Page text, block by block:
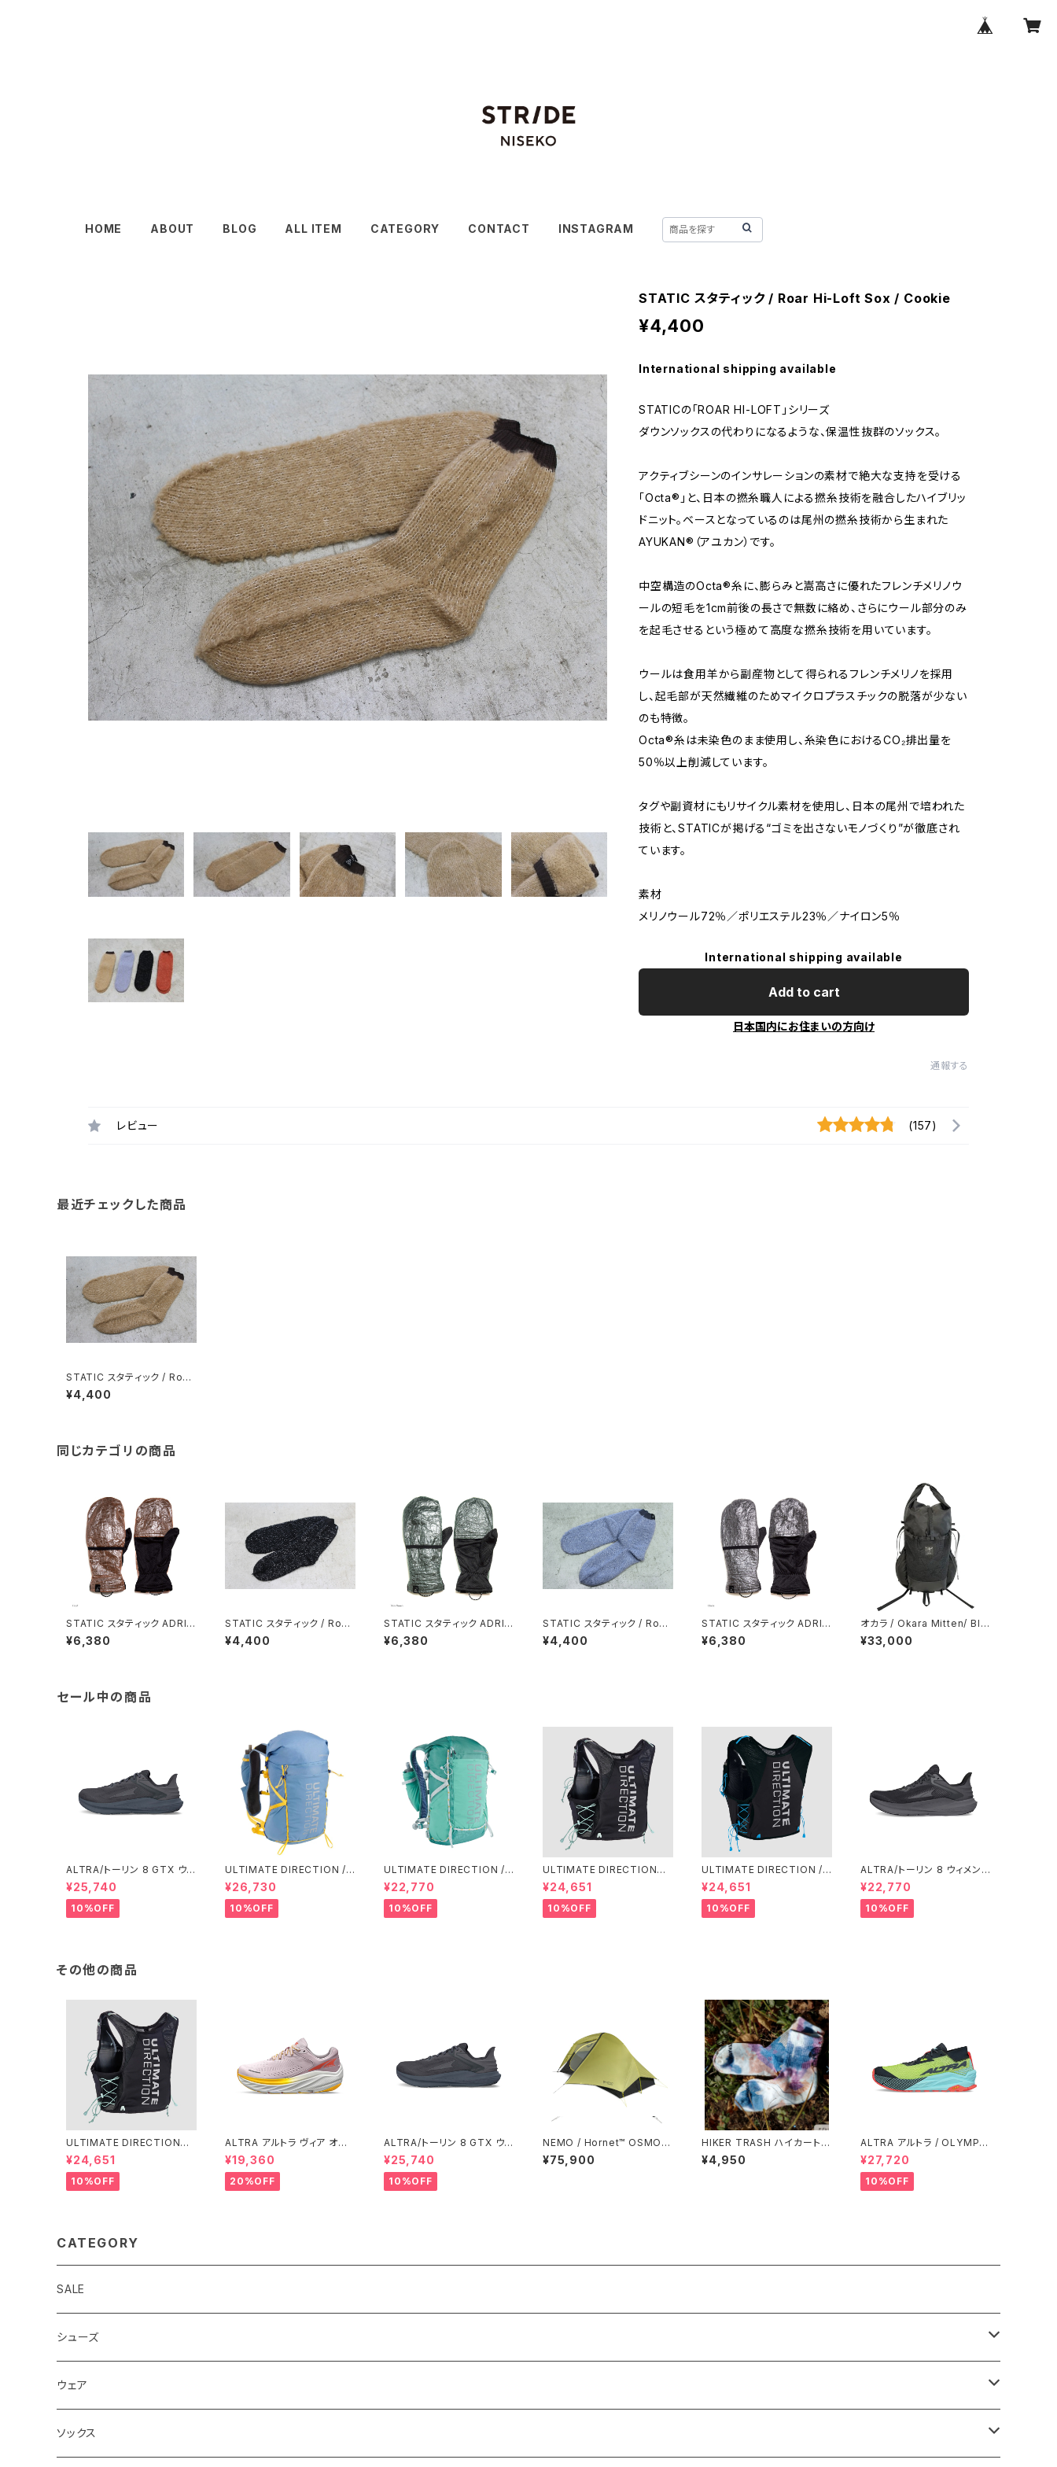
HOME ABOUT BLOG ALL ITEM CATEGORY CONTACT INSTAGRAM
STATIC スタティック / Roar Hi-Loft Sox / Cookie
¥4,400
International shipping available
STATICの「ROAR HI-LOFT」シリーズ
ダウンソックスの代わりになるような、保温性抜群のソックス。
アクティブシーンのインサレーションの素材で絶大な支持を受ける
「Octa®」と、日本の撚糸職人による撚糸技術を融合したハイブリッ
ドニット。ベースとなっているのは尾州の撚糸技術から生まれた
AYUKAN®（アユカン）です。
中空構造のOcta®糸に、膨らみと嵩高さに優れたフレンチメリノウ
ールの短毛を1cm前後の長さで無数に絡め、さらにウール部分のみ
を起毛させるという極めて高度な撚糸技術を用いています。
ウールは食用羊から副産物として得られるフレンチメリノを採用
し、起毛部が天然繊維のためマイクロプラスチックの脱落が少ない
のも特徴。
Octa®糸は未染色のまま使用し、糸染色におけるCO₂排出量を
50％以上削減しています。
タグや副資材にもリサイクル素材を使用し、日本の尾州で培われた
技術と、STATICが掲げる“ゴミを出さないモノづくり”が徹底され
ています。
素材
メリノウール72％／ポリエステル23％／ナイロン5％
International shipping available
Add to cart
日本国内にお住まいの方向け
通報する
レビュー (157)
最近チェックした商品
STATIC スタティック / Roar
Hi-Loft Sox / Cookie
¥4,400
同じカテゴリの商品
STATIC スタティック ADRIF
T DYNEEMA MITTEN / Fr
uit
¥6,380
STATIC スタティック / Roar
Hi-Loft Sox / Black
¥4,400
STATIC スタティック ADRIF
T DYNEEMA MITTEN / Th
in Green
¥6,380
STATIC スタティック / Roar
Hi-Loft Sox / Amethyst
¥4,400
STATIC スタティック ADRIF
T DYNEEMA MITTEN / Bl
ack
¥6,380
オカラ / Okara Mitten/ Bla
ck
¥33,000
セール中の商品
ALTRA/トーリン 8 GTX ウィ
メンズ
¥25,740
10%OFF
ULTIMATE DIRECTION /
アルティメット ディレクション
Fastpack 30 Men's / Fog
¥26,730
10%OFF
ULTIMATE DIRECTION /
アルティメット ディレクション
Fastpackher 20 Wome
n'S / Emerald 2.0
¥22,770
10%OFF
ULTIMATE DIRECTIONア
ルディメット ディレクション/ X
ODUS VESTA（エクソドス
ベスタ）ウィメンズ / ONYX
¥24,651
10%OFF
ULTIMATE DIRECTION /
アルティメット ディレクション
XODUS VEST（エクソドス
ベスト）メンズ / ONYX
¥24,651
10%OFF
ALTRA/トーリン 8 ウィメン
ズ Black/Black
¥22,770
10%OFF
その他の商品
ULTIMATE DIRECTIONア
ルディメット ディレクション/ X
ODUS VESTA（エクソドス
ベスタ）ウィメンズ / ONYX
¥24,651
10%OFF
ALTRA アルトラ ヴィア オリ
ンパス 2 ウィメンズ Pink/Or
ange
¥19,360
20%OFF
ALTRA/トーリン 8 GTX ウィ
メンズ
¥25,740
10%OFF
NEMO / Hornet™ OSMO™
2P
¥75,900
HIKER TRASH ハイカートラ
ッシュ / DAY DREAMER ”HI
KE TREK MID” / COSMIC
¥4,950
ALTRA アルトラ / OLYMPU
S オリンパス 275 Men's / B
lack/Yellow
¥27,720
10%OFF
CATEGORY
SALE
シューズ
ロード
メンズ
トレイル
ウェア
Teton Bros.
ソックス